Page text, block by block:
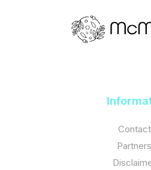
Contact
Partners